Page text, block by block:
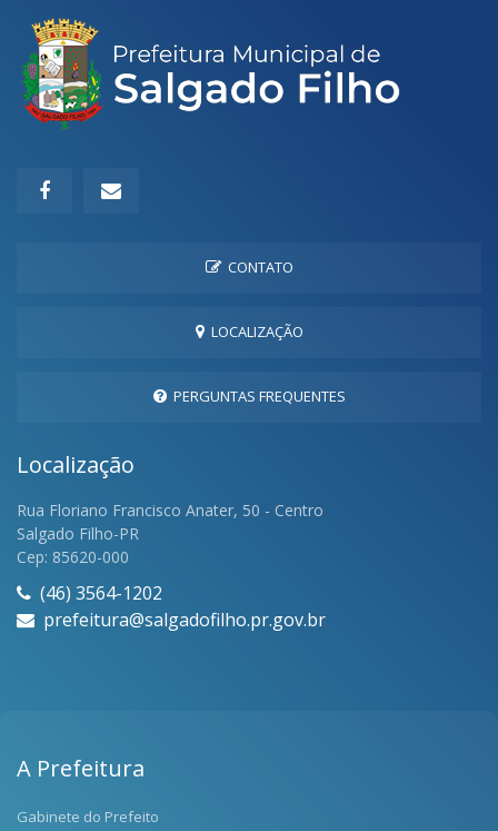
CONTATO
LOCALIZAÇÃO
PERGUNTAS FREQUENTES
Localização
Rua Floriano Francisco Anater, 50 - Centro
Salgado Filho-PR
Cep: 85620-000
(46) 3564-1202
prefeitura@salgadofilho.pr.gov.br
A Prefeitura
Gabinete do Prefeito